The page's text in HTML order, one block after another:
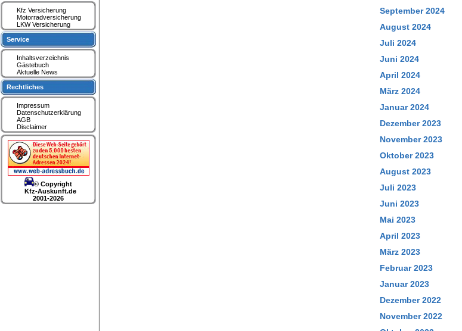
September 2024
August 2024
Juli 2024
Juni 2024
April 2024
März 2024
Januar 2024
Dezember 2023
November 2023
Oktober 2023
August 2023
Juli 2023
Juni 2023
Mai 2023
April 2023
März 2023
Februar 2023
Januar 2023
Dezember 2022
November 2022
Kfz Versicherung
Motorradversicherung
LKW Versicherung
Service
Inhaltsverzeichnis
Gästebuch
Aktuelle News
Rechtliches
Impressum
Datenschutzerklärung
AGB
Disclaimer
© Copyright
Kfz-Auskunft.de
2001-2026